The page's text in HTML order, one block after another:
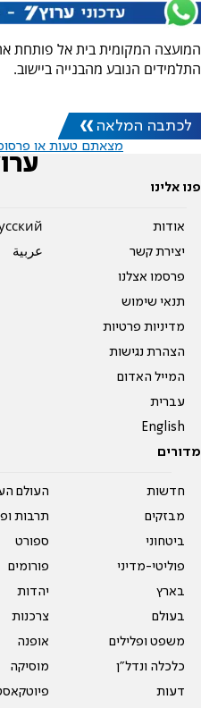
המועצה המקומית בית אל פותחת
התלמידים הנובע מהבנייה ביישוב.
לכתבה המלאה
מצאתם טעות או
פנו אלינו
אודות
יצירת קשר
פרסמו אצלנו
תנאי שימוש
מדיניות פרטיות
הצהרת נגישות
המייל האדום
עברית
English
عربية
מדורים
חדשות
מבזקים
ביטחוני
פוליטי-מדיני
בארץ
בעולם
משפט ופלילים
כלכלה ונדל"ן
דעות
העולם
תרבות
ספורט
פורומים
יהדות
צרכנות
אופנה
מוסיקה